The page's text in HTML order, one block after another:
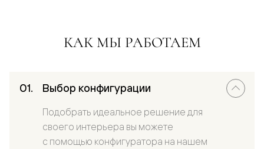
КАК МЫ РАБОТАЕМ
Выбор конфигурации
Подобрать идеальное решение для
своего интерьера вы можете
с помощью конфигуратора на нашем